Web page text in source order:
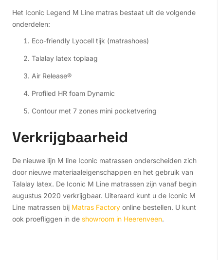
Het Iconic Legend M Line matras bestaat uit de volgende
onderdelen:
Eco-friendly Lyocell tijk (matrashoes)
Talalay latex toplaag
Air Release®
Profiled HR foam Dynamic
Contour met 7 zones mini pocketvering
Verkrijgbaarheid
De nieuwe lijn M line Iconic matrassen onderscheiden zich
door nieuwe materiaaleigenschappen en het gebruik van
Talalay latex. De Iconic M Line matrassen zijn vanaf begin
augustus 2020 verkrijgbaar. Uiteraard kunt u de Iconic M
Line matrassen bij Matras Factory online bestellen. U kunt
ook proefliggen in de showroom in Heerenveen.